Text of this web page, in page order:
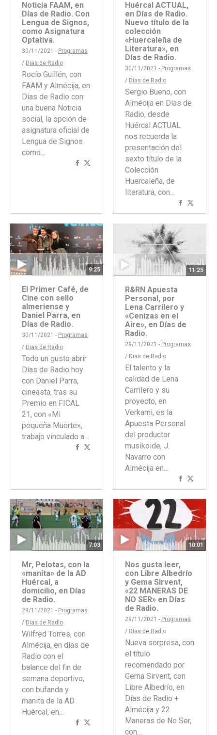
Noticia FAAM, en
Días de Radio. Con
Lengua de Signos,
como Asignatura
Optativa.
30/11/2021 - Programas
/ Dias de Radio
Rocío Guillén, con
FAAM y Almécija, en
Días de Radio con
una buena Noticia
social, la opción de
asignatura oficial de
Lengua de Signos
como…
Compartir
Huércal ACTUAL,
en Días de Radio.
Nuevo título de la
colección
«Huercaleña de
Literatura», en
Días de Radio.
30/11/2021 - Programas
/ Dias de Radio
Sergio Bueno, con
Almécija en Días de
Radio, desde
Huércal ACTUAL
nos recuerda la
presentación del
sexto título de la
Colección
Huercaleña, de
literatura, con…
Compartir
concon
9:25
El Primer Café, de
Cine con sello
almeriense y
Daniel Parra, en
Días de Radio.
30/11/2021 - Programas
/ Dias de Radio
Todo un gusto abrir
Días de Radio hoy
con Daniel Parra,
cineasta, tras su
Premio en FICAL
21, con «Mi
pequeña Muerte»,
trabajo vinculado a…
Compartir
11:25
R&RN Apuesta
Personal, por
Lena Carrilero y
«Cenizas en el
Aire», en Días de
Radio.
29/11/2021 - Programas
/ Dias de Radio
El talento y la
calidad de Lena
Carrilero y su
proyecto, en
Verkami, es la
Apuesta Personal
del productor
musikoide, J.
Navarro con
Almécija en…
Compartir
concon
7:03
Mr, Pelotas, con la
«manita» de la AD
Huércal, a
domicilio, en Días
de Radio.
29/11/2021 - Programas
/ Dias de Radio
Wilfred Torres, con
Almécija, en días de
Radio con el
balance del fin de
semana deportivo,
con bufanda y
manita de la AD
Huércal, en…
Compartir
10:01
Nos gusta leer,
con Libre Albedrío
y Gema Sirvent,
«22 MANERAS DE
NO SER» en Días
de Radio.
29/11/2021 - Programas
/ Dias de Radio
Nueva sorpresa, con
el título
recomendado por
Gema Sirvent, con
Libre Albedrío, en
Días de Radio +
Almécija y 22
Maneras de No Ser,
con…